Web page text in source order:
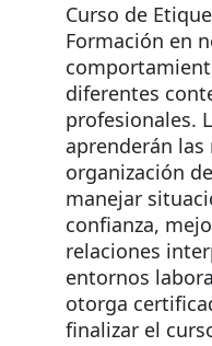
Curso de
Formación en
diferentes
profesionales.
aprenderán las
organización
manejar
confianza,
relaciones
entornos
otorga
finalizar el